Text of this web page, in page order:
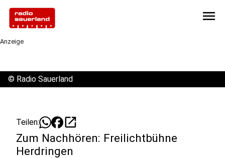
menu
Anzeige
© Radio Sauerland
Teilen: open_in_new
Zum Nachhören: Freilichtbühne
Herdringen